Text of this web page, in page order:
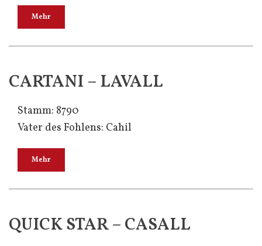
Mehr
CARTANI – LAVALL
Stamm: 8790
Vater des Fohlens: Cahil
Mehr
QUICK STAR – CASALL